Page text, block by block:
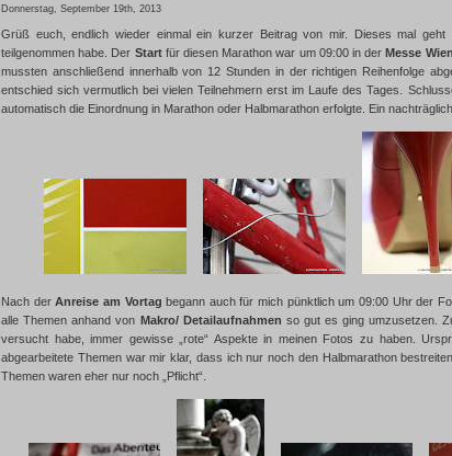
Donnerstag, September 19th, 2013
Grüß euch, endlich wieder einmal ein kurzer Beitrag von mir. Dieses mal geht
teilgenommen habe. Der Start für diesen Marathon war um 09:00 in derMesse
mussten anschließend innerhalb von 12 Stunden in der richtigen Reihenfolge
entschied sich vermutlich bei vielen Teilnehmern erst im Laufe des Tages.
automatisch die Einordnung in Marathon oder Halbmarathon erfolgte. Ein
Nach derAnreise am Vortag begann auch für mich pünktlich um 09:00 Uhr der
alle Themen anhand von Makro/ Detailaufnahmen so gut es ging umzusetzen.
versucht habe, immer gewisse „rote“ Aspekte in meinen Fotos zu haben.
abgearbeitete Themen war mir klar, dass ich nur noch den Halbmarathon
Themen waren eher nur noch „Pflicht“.